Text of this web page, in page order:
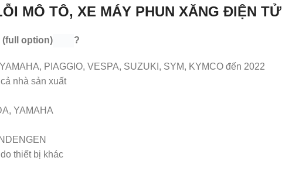
MÔ TÔ, XE MÁY PHUN XĂNG ĐIỆN TỬ
(full option) ?
PIAGGIO, VESPA, SUZUKI, SYM, KYMCO đến 2022
nhà sản xuất
YAMAHA
thiết bị khác